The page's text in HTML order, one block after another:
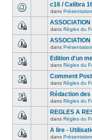
c16 / Calibra
dans
ASSOCIATION
dans Règles du
ASSOCIATION
dans
Edition d'un
dans Règles du
Comment
dans Règles du
Rédaction
dans Règles du
REGLES A
dans Règles du
A lire -
dans